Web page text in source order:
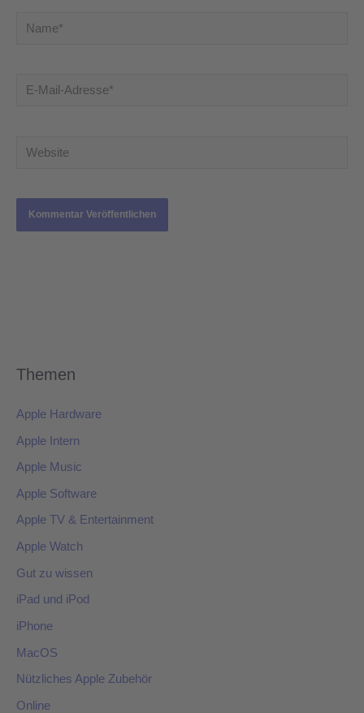
Name*
E-
Website
Themen
Apple Hardware
Apple Intern
Apple Music
Apple Software
Apple TV & Entertainment
Apple Watch
Gut zu wissen
iPad und iPod
iPhone
MacOS
Nützliches Apple Zubehör
Online